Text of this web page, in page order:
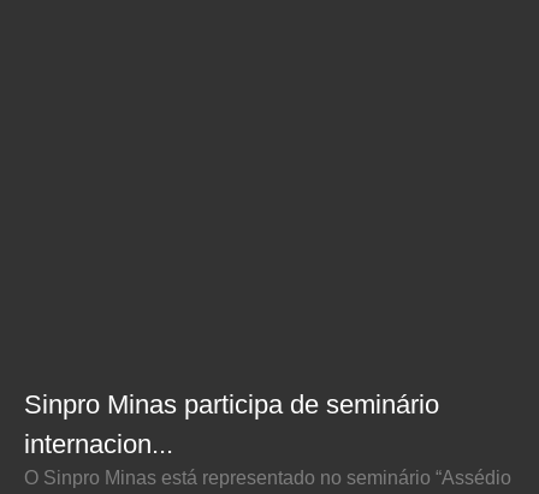
Sinpro Minas participa de seminário
internacion...
O Sinpro Minas está representado no seminário “Assédio